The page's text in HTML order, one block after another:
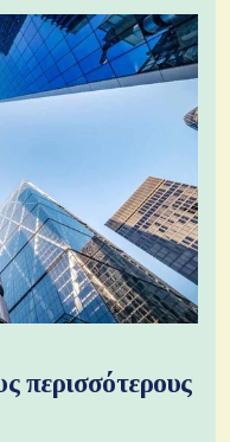
περισσότερους